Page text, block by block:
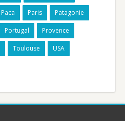
Paca Paris Patagonie
Portugal Provence
Toulouse USA